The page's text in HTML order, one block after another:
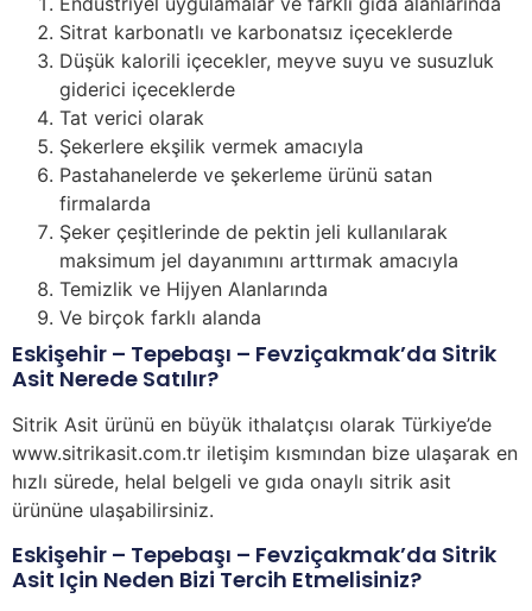
Sitrat karbonatlı ve karbonatsız içeceklerde
Düşük kalorili içecekler, meyve suyu ve susuzluk
giderici içeceklerde
Tat verici olarak
Şekerlere ekşilik vermek amacıyla
Pastahanelerde ve şekerleme ürünü satan
firmalarda
Şeker çeşitlerinde de pektin jeli kullanılarak
maksimum jel dayanımını arttırmak amacıyla
Temizlik ve Hijyen Alanlarında
Ve birçok farklı alanda
Eskişehir – Tepebaşı – Fevziçakmak’da Sitrik
Asit Nerede Satılır?
Sitrik Asit ürünü en büyük ithalatçısı olarak Türkiye’de
www.sitrikasit.com.tr iletişim kısmından bize ulaşarak en
hızlı sürede, helal belgeli ve gıda onaylı sitrik asit
ürününe ulaşabilirsiniz.
Eskişehir – Tepebaşı – Fevziçakmak’da Sitrik
Asit Için Neden Bizi Tercih Etmelisiniz?